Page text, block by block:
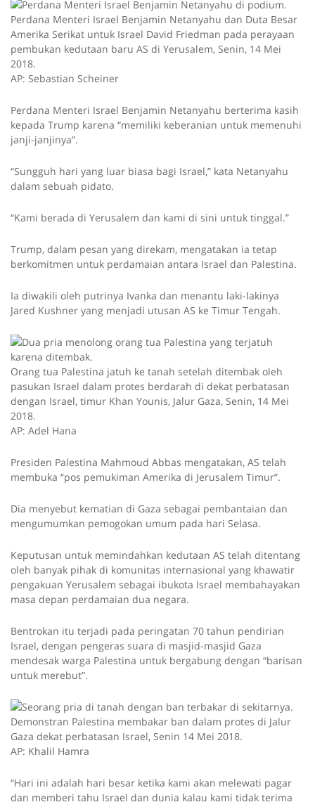
Perdana Menteri Israel Benjamin Netanyahu dan Duta Besar
Amerika Serikat untuk Israel David Friedman pada perayaan
pembukan kedutaan baru AS di Yerusalem, Senin, 14 Mei
2018.
AP: Sebastian Scheiner
Perdana Menteri Israel Benjamin Netanyahu berterima kasih
kepada Trump karena “memiliki keberanian untuk memenuhi
janji-janjinya”.
“Sungguh hari yang luar biasa bagi Israel,” kata Netanyahu
dalam sebuah pidato.
“Kami berada di Yerusalem dan kami di sini untuk tinggal.”
Trump, dalam pesan yang direkam, mengatakan ia tetap
berkomitmen untuk perdamaian antara Israel dan Palestina.
Ia diwakili oleh putrinya Ivanka dan menantu laki-lakinya
Jared Kushner yang menjadi utusan AS ke Timur Tengah.
Orang tua Palestina jatuh ke tanah setelah ditembak oleh
pasukan Israel dalam protes berdarah di dekat perbatasan
dengan Israel, timur Khan Younis, Jalur Gaza, Senin, 14 Mei
2018.
AP: Adel Hana
Presiden Palestina Mahmoud Abbas mengatakan, AS telah
membuka “pos pemukiman Amerika di Jerusalem Timur”.
Dia menyebut kematian di Gaza sebagai pembantaian dan
mengumumkan pemogokan umum pada hari Selasa.
Keputusan untuk memindahkan kedutaan AS telah ditentang
oleh banyak pihak di komunitas internasional yang khawatir
pengakuan Yerusalem sebagai ibukota Israel membahayakan
masa depan perdamaian dua negara.
Bentrokan itu terjadi pada peringatan 70 tahun pendirian
Israel, dengan pengeras suara di masjid-masjid Gaza
mendesak warga Palestina untuk bergabung dengan “barisan
untuk merebut”.
Demonstran Palestina membakar ban dalam protes di Jalur
Gaza dekat perbatasan Israel, Senin 14 Mei 2018.
AP: Khalil Hamra
“Hari ini adalah hari besar ketika kami akan melewati pagar
dan memberi tahu Israel dan dunia kalau kami tidak terima